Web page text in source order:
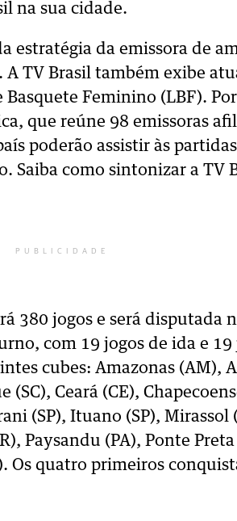
na sua cidade.
estratégia da emissora de
A TV Brasil também exibe
Feminino (LBF).
que reúne 98 emissoras
poderão assistir às
Saiba como sintonizar a TV
PUBLICIDADE
380 jogos e será disputada
com 19 jogos de ida e 19
cubes: Amazonas (AM),
(SC), Ceará (CE),
(SP), Ituano (SP), Mirassol
Paysandu (PA), Ponte Preta
Os quatro primeiros